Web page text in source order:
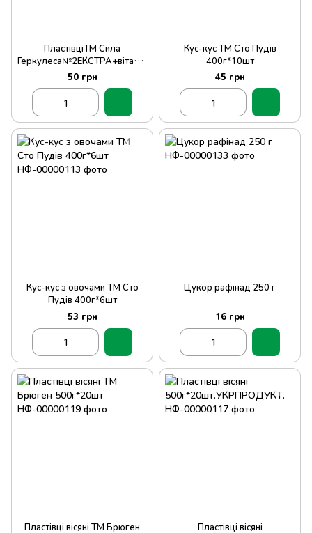
ПластівціТМ Сила
Геркулеса№2ЕКСТРА+вітамін
и і мінірали740гр/14шт
50 грн
Кус-кус ТМ Сто Пудів
400г*10шт
45 грн
Кус-кус з овочами ТМ Сто
Пудів 400г*6шт
53 грн
Цукор рафінад 250 г
16 грн
Пластівці вісяні ТМ Брюген Пластівці вісяні